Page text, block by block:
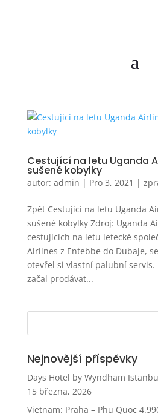
Cestující na letu Uganda
sušené kobylky
autor: admin | Pro 3, 2021 |
Zpět Cestující na letu Uganda
sušené kobylky Zdroj: Uganda
cestujících na letu letecké
Airlines z Entebbe do Dubaje,
otevřel si vlastní palubní
začal prodávat...
Nejnovější příspěvky
Days Hotel by Wyndham
15 března, 2026
Vietnam: Praha – Phu Quoc